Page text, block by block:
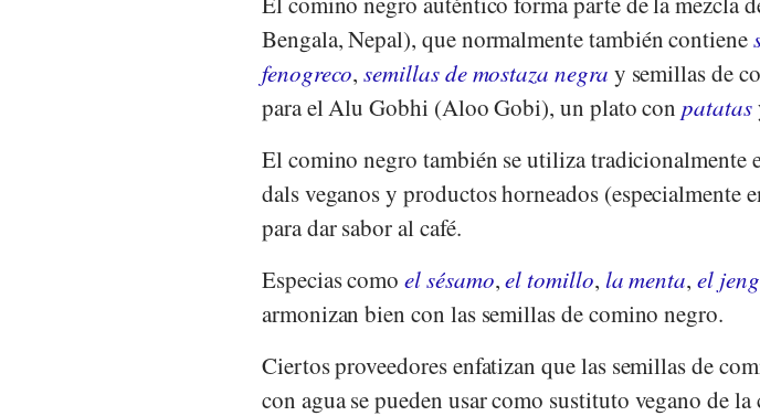
Bengala, Nepal), que normalmente también contiene
fenogreco,semillas de mostaza negra y semillas de
para el Alu Gobhi (Aloo Gobi), un plato conpatatas
El comino negro también se utiliza tradicionalmente
dals veganos y productos horneados (especialmente
para dar sabor al café.
Especias comoel sésamo,el tomillo, la menta,el
armonizan bien con las semillas de comino negro.
Ciertos proveedores enfatizan que las semillas de
con agua se pueden usar como sustituto vegano de